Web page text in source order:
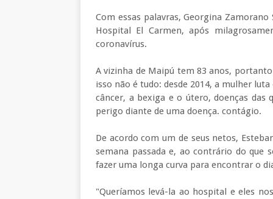
Com essas palavras, Georgina
Hospital El Carmen, após
coronavírus.
A vizinha de Maipú tem 83 anos,
isso não é tudo: desde 2014, a mulher
câncer, a bexiga e o útero, doenças das
perigo diante de uma doença. contágio.
De acordo com um de seus netos,
semana passada e, ao contrário do que
fazer uma longa curva para encontrar o
"Queríamos levá-la ao hospital e eles